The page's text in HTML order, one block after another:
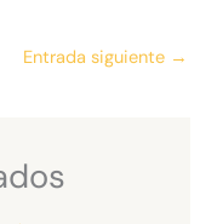
Entrada siguiente →